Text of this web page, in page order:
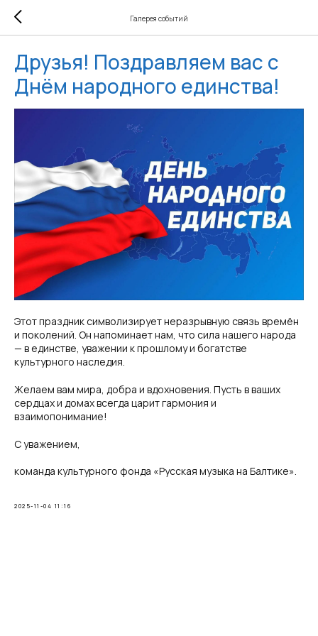
Галерея событий
Друзья! Поздравляем вас с
Днём народного единства!
Этот праздник символизирует неразрывную связь времён
и поколений. Он напоминает нам, что сила нашего народа
— в единстве, уважении к прошлому и богатстве
культурного наследия.
Желаем вам мира, добра и вдохновения. Пусть в ваших
сердцах и домах всегда царит гармония и
взаимопонимание!
С уважением,
команда культурного фонда «Русская музыка на Балтике».
2025-11-04 11:16